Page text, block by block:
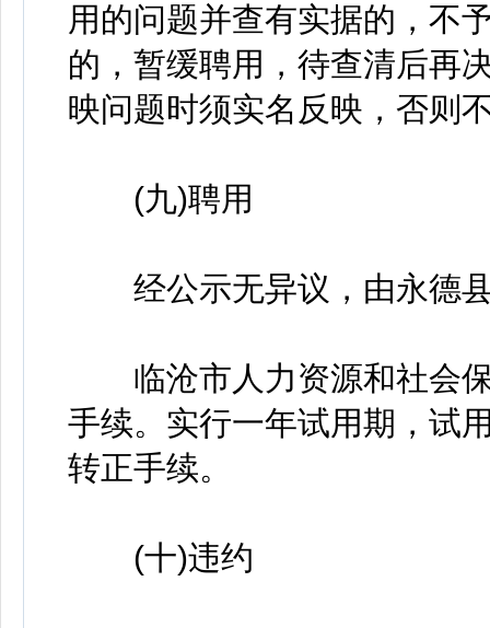
用的问题并查有实据的，不
的，暂缓聘用，待查清后再
映问题时须实名反映，否则
(九)聘用
经公示无异议，由永德县
临沧市人力资源和社会保
手续。实行一年试用期，试
转正手续。
(十)违约